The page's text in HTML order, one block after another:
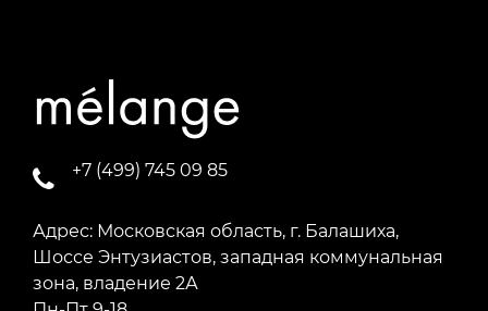
+7 (499) 745 09 85
Адрес: Московская область, г. Балашиха,
Шоссе Энтузиастов, западная коммунальная
зона, владение 2А